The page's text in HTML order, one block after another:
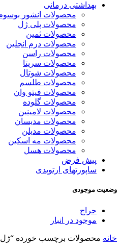
بهداشتی درمانی
محصولات انشور
محصولات پلی ژل
محصولات ثمین
محصولات درم انجلین
محصولات راسن
محصولات سریتا
محصولات شوتال
محصولات طلسم
محصولات فیتو وان
محصولات گلوده
محصولات لامینین
محصولات مدیسان
محصولات مدیلن
محصولات مه اسکین
محصولات هسل
پیش فرض
ساپورتهای ارتوپدی
وضعیت موجودی
حراج
موجود در انبار
خانه محصولات برچسب خورده “ژل